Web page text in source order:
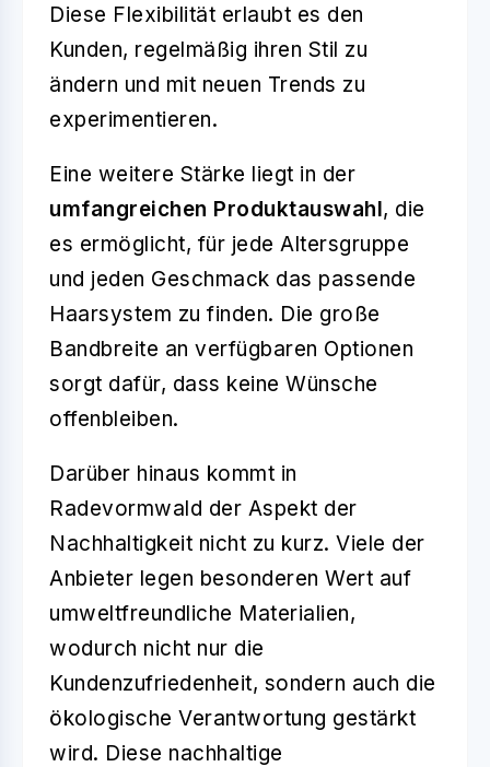
Diese Flexibilität erlaubt es den
Kunden, regelmäßig ihren Stil zu
ändern und mit neuen Trends zu
experimentieren.
Eine weitere Stärke liegt in der
umfangreichen Produktauswahl, die
es ermöglicht, für jede Altersgruppe
und jeden Geschmack das passende
Haarsystem zu finden. Die große
Bandbreite an verfügbaren Optionen
sorgt dafür, dass keine Wünsche
offenbleiben.
Darüber hinaus kommt in
Radevormwald der Aspekt der
Nachhaltigkeit nicht zu kurz. Viele der
Anbieter legen besonderen Wert auf
umweltfreundliche Materialien,
wodurch nicht nur die
Kundenzufriedenheit, sondern auch die
ökologische Verantwortung gestärkt
wird. Diese nachhaltige